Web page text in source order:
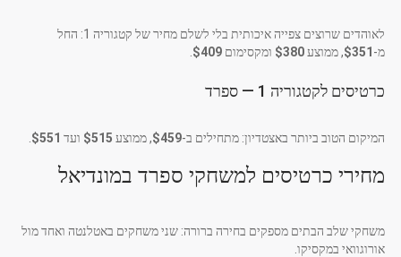
לאוהדים שרוצים צפייה איכותית בלי לשלם מחיר של קטגוריה 1: החל
מ- $351, ממוצע$380 ומקסימום $409
כרטיסים לקטגוריה 1 — ספרד
המיקום הטוב ביותר באצטדיון: מתחילים ב-$459, ממוצע $515 ועד $551
מחירי כרטיסים למשחקי ספרד במונדיאל
משחקי שלב הבתים מספקים בחירה ברורה: שני משחקים באטלנטה ואחד מול
אורוגוואי במקסיקו.